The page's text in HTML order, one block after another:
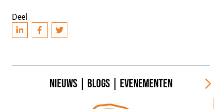
Deel
NIEUWS BLOGS EVENEMENTEN